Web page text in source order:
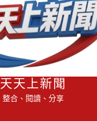
天天上新聞
整合、閱讀、分享